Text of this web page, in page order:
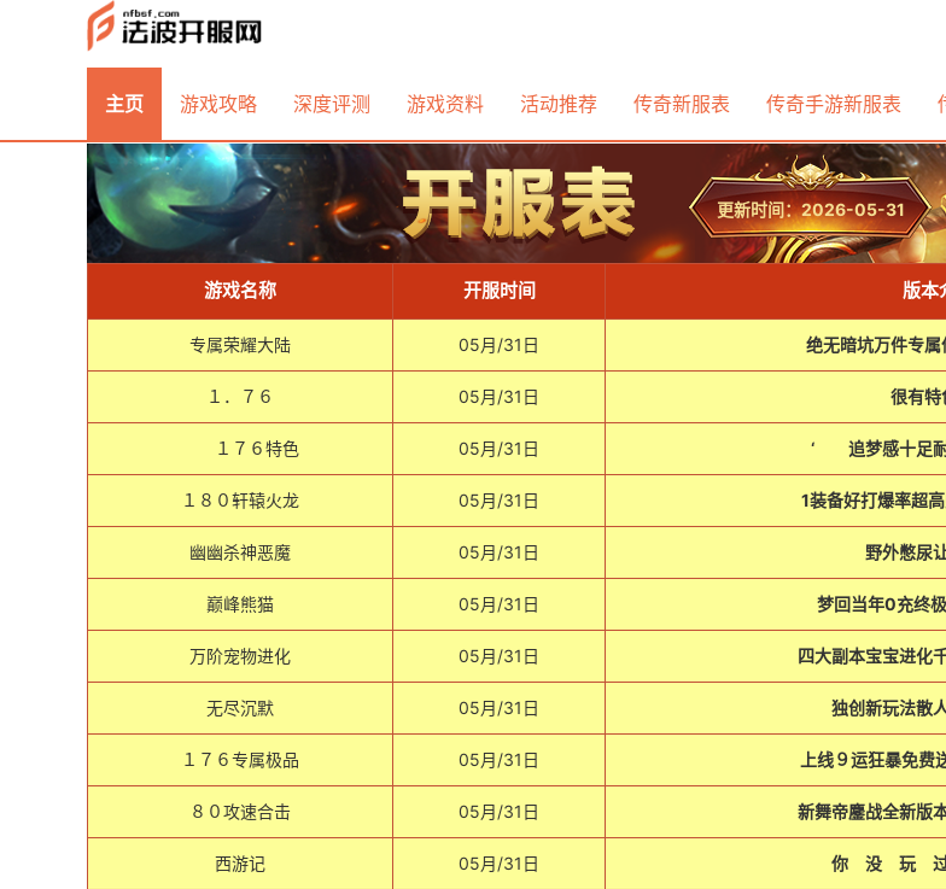
主页 游戏攻略 深度评测 游戏资料 活动推荐 传奇新服表 传奇手游新服表
更新时间：2026-05-31
游戏名称 开服时间 版本
专属荣耀大陆 05月/31日 绝无暗坑万件专
１．７６ 05月/31日 很有特
１７６特色 05月/31日 ‘ 追梦感十足
１８０轩辕火龙 05月/31日 1装备好打爆率超
幽幽杀神恶魔 05月/31日 野外憋尿
巅峰熊猫 05月/31日 梦回当年0充终
万阶宠物进化 05月/31日 四大副本宝宝进化
无尽沉默 05月/31日 独创新玩法散
１７６专属极品 05月/31日 上线９运狂暴免费
８０攻速合击 05月/31日 新舞帝鏖战全新版
西游记 05月/31日 你 没 玩